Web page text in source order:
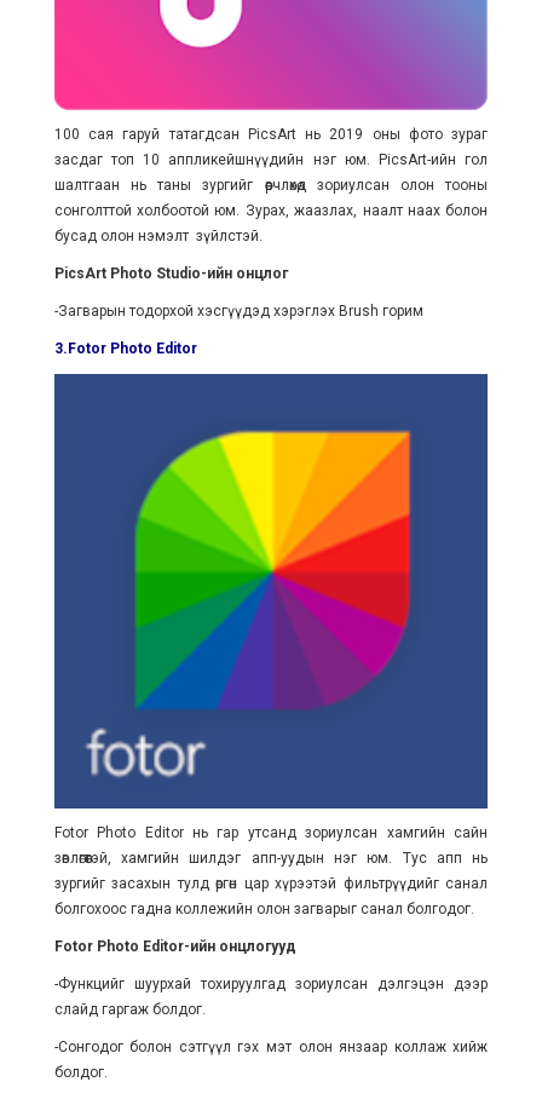
100 сая гаруй татагдсан PicsArt нь 2019 оны фото зураг
засдаг топ 10 аппликейшнүүдийн нэг юм. PicsArt-ийн гол
шалтгаан нь таны зургийг өөрчлөхөд зориулсан олон тооны
сонголттой холбоотой юм. Зурах, жаазлах, наалт наах болон
бусад олон нэмэлт зүйлстэй.
PicsArt Photo Studio-ийн онцлог
-Загварын тодорхой хэсгүүдэд хэрэглэх Brush горим
3.Fotor Photo Editor
Fotor Photo Editor нь гар утсанд зориулсан хамгийн сайн
зөвлөгөөтэй, хамгийн шилдэг апп-уудын нэг юм. Тус апп нь
зургийг засахын тулд өргөн цар хүрээтэй фильтрүүдийг санал
болгохоос гадна коллежийн олон загварыг санал болгодог.
Fotor Photo Editor-ийн онцлогууд
-Функцийг шуурхай тохируулгад зориулсан дэлгэцэн дээр
слайд гаргаж болдог.
-Сонгодог болон сэтгүүл гэх мэт олон янзаар коллаж хийж
болдог.